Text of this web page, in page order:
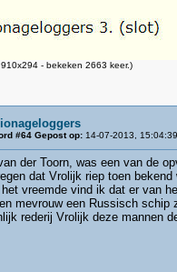
- bekeken 2663 keer.)
#64 Gepost op:14-07-2013,
der Toorn, was een van de
dat Vrolijk riep toen
vreemde vind ik dat er van
mevrouw een Russisch
rederij Vrolijk deze mannen